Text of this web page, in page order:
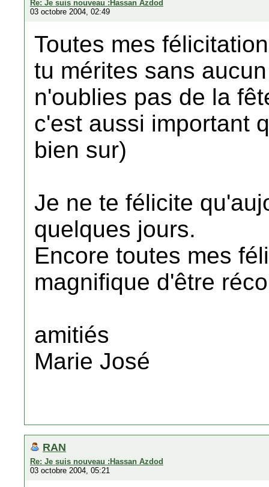
Re: Je suis nouveau :Hassan Azdod
03 octobre 2004, 02:49
Toutes mes
tu mérites sans
n'oublies pas de la
c'est aussi important
bien sur)
Je ne te félicite
quelques jours.
Encore toutes mes
magnifique d'être
amitiés
Marie José
RAN
Re: Je suis nouveau :Hassan Azdod
03 octobre 2004, 05:21